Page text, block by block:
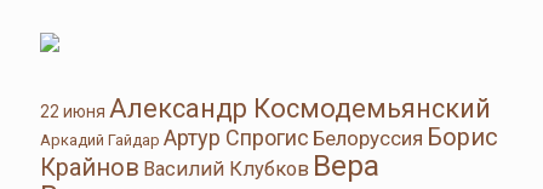
22 июня Александр Космодемьянский
Аркадий Гайдар Артур Спрогис Белоруссия Борис
Крайнов Василий Клубков Вера